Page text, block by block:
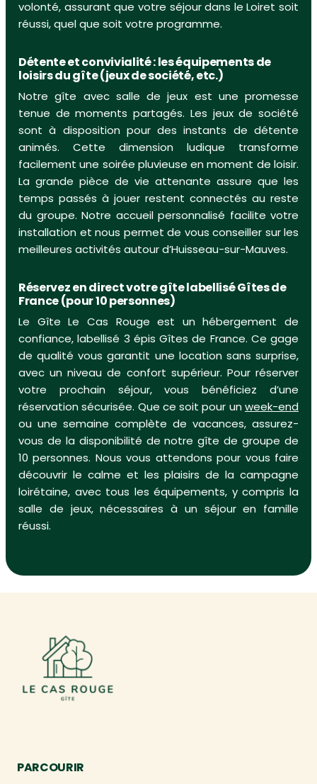
volonté, assurant que votre séjour dans le Loiret soit
réussi, quel que soit votre programme.
Détente et convivialité : les équipements de
loisirs du gîte (jeux de société, etc.)
Notre gîte avec salle de jeux est une promesse
tenue de moments partagés. Les jeux de société
sont à disposition pour des instants de détente
animés. Cette dimension ludique transforme
facilement une soirée pluvieuse en moment de loisir.
La grande pièce de vie attenante assure que les
temps passés à jouer restent connectés au reste
du groupe. Notre accueil personnalisé facilite votre
installation et nous permet de vous conseiller sur les
meilleures activités autour d’Huisseau-sur-Mauves.
Réservez en direct votre gîte labellisé Gîtes de
France (pour 10 personnes)
Le Gîte Le Cas Rouge est un hébergement de
confiance, labellisé 3 épis Gîtes de France. Ce gage
de qualité vous garantit une location sans surprise,
avec un niveau de confort supérieur. Pour réserver
votre prochain séjour, vous bénéficiez d’une
réservation sécurisée. Que ce soit pour un week-end
ou une semaine complète de vacances, assurez-
vous de la disponibilité de notre gîte de groupe de
10 personnes. Nous vous attendons pour vous faire
découvrir le calme et les plaisirs de la campagne
loirétaine, avec tous les équipements, y compris la
salle de jeux, nécessaires à un séjour en famille
réussi.
PARCOURIR